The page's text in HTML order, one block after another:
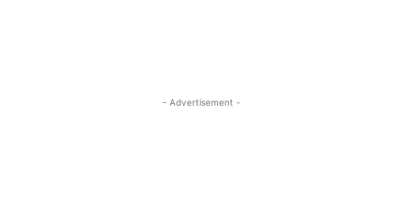
- Advertisement -